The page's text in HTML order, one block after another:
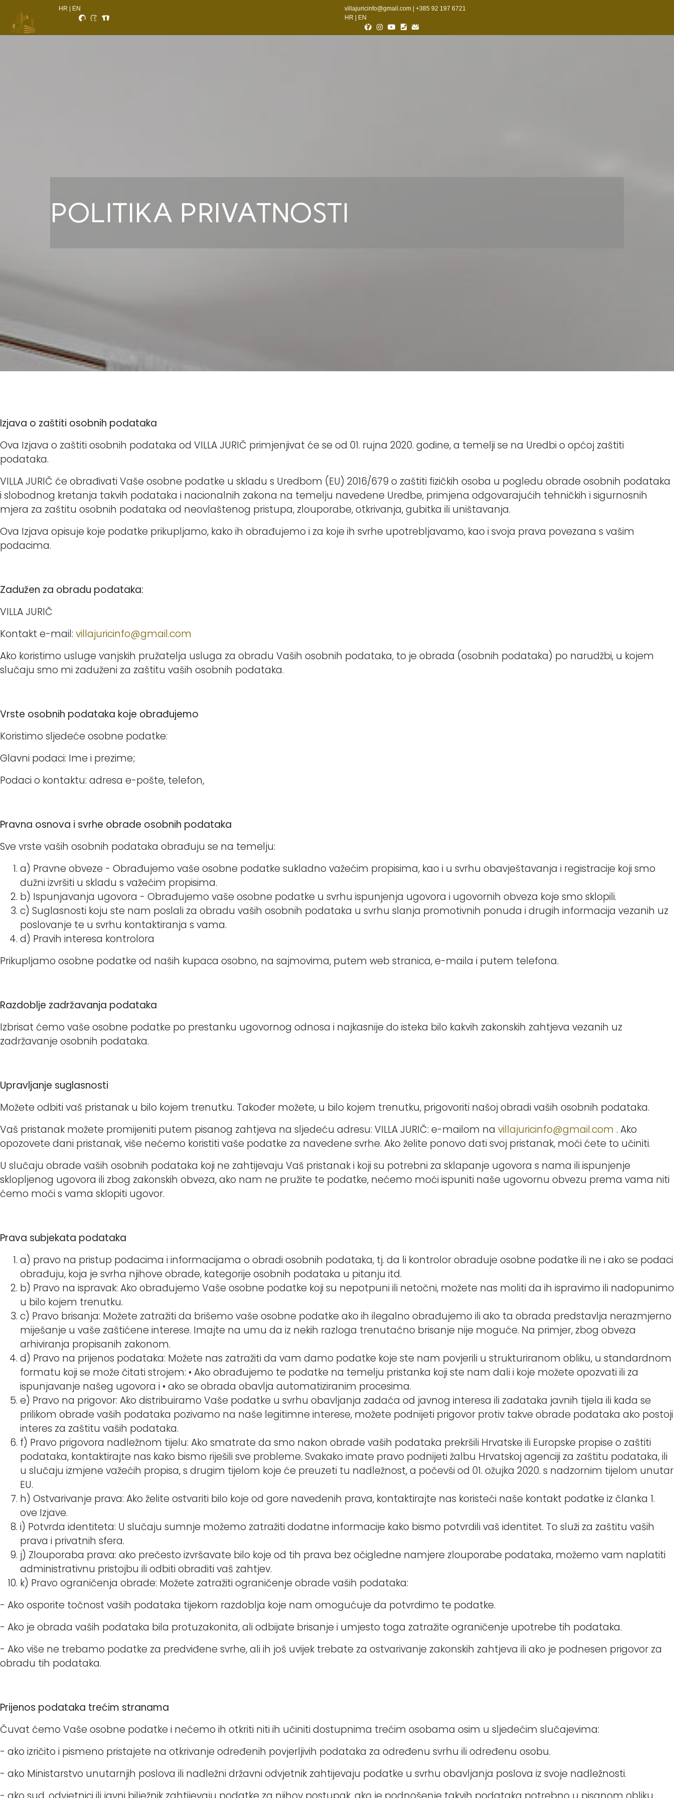
Smještaj Lokacija
HR EN villajuricinfo@gmail.com | +385 92 197 6721
HR
EN
POLITIKA PRIVATNOSTI
Izjava o zaštiti osobnih podataka
Ova Izjava o zaštiti osobnih podataka od VILLA JURIČ primjenjivat će se od 01. rujna 2020. godine, a temelji se na Uredbi o općoj zaštiti
podataka.
VILLA JURIČ će obrađivati Vaše osobne podatke u skladu s Uredbom (EU) 2016/679 o zaštiti fizičkih osoba u pogledu obrade osobnih podataka
i slobodnog kretanja takvih podataka i nacionalnih zakona na temelju navedene Uredbe, primjena odgovarajućih tehničkih i sigurnosnih
mjera za zaštitu osobnih podataka od neovlaštenog pristupa, zlouporabe, otkrivanja, gubitka ili uništavanja.
Ova Izjava opisuje koje podatke prikupljamo, kako ih obrađujemo i za koje ih svrhe upotrebljavamo, kao i svoja prava povezana s vašim
podacima.
Zadužen za obradu podataka:
VILLA JURIČ
Kontakt e-mail: villajuricinfo@gmail.com
Ako koristimo usluge vanjskih pružatelja usluga za obradu Vaših osobnih podataka, to je obrada (osobnih podataka) po narudžbi, u kojem
slučaju smo mi zaduženi za zaštitu vaših osobnih podataka.
Vrste osobnih podataka koje obrađujemo
Koristimo sljedeće osobne podatke:
Glavni podaci: Ime i prezime;
Podaci o kontaktu: adresa e-pošte, telefon,
Pravna osnova i svrhe obrade osobnih podataka
Sve vrste vaših osobnih podataka obrađuju se na temelju:
a) Pravne obveze - Obrađujemo vaše osobne podatke sukladno važećim propisima, kao i u svrhu obavještavanja i registracije koji smo
dužni izvršiti u skladu s važećim propisima.
b) Ispunjavanja ugovora - Obrađujemo vaše osobne podatke u svrhu ispunjenja ugovora i ugovornih obveza koje smo sklopili.
c) Suglasnosti koju ste nam poslali za obradu vaših osobnih podataka u svrhu slanja promotivnih ponuda i drugih informacija vezanih uz
poslovanje te u svrhu kontaktiranja s vama.
d) Pravih interesa kontrolora
Prikupljamo osobne podatke od naših kupaca osobno, na sajmovima, putem web stranica, e-maila i putem telefona.
Razdoblje zadržavanja podataka
Izbrisat ćemo vaše osobne podatke po prestanku ugovornog odnosa i najkasnije do isteka bilo kakvih zakonskih zahtjeva vezanih uz
zadržavanje osobnih podataka.
Upravljanje suglasnosti
Možete odbiti vaš pristanak u bilo kojem trenutku. Također možete, u bilo kojem trenutku, prigovoriti našoj obradi vaših osobnih podataka.
Vaš pristanak možete promijeniti putem pisanog zahtjeva na sljedeću adresu: VILLA JURIČ: e-mailom na villajuricinfo@gmail.com . Ako
opozovete dani pristanak, više nećemo koristiti vaše podatke za navedene svrhe. Ako želite ponovo dati svoj pristanak, moći ćete to učiniti.
U slučaju obrade vaših osobnih podataka koji ne zahtijevaju Vaš pristanak i koji su potrebni za sklapanje ugovora s nama ili ispunjenje
sklopljenog ugovora ili zbog zakonskih obveza, ako nam ne pružite te podatke, nećemo moći ispuniti naše ugovornu obvezu prema vama niti
ćemo moći s vama sklopiti ugovor.
Prava subjekata podataka
a) pravo na pristup podacima i informacijama o obradi osobnih podataka, tj. da li kontrolor obraduje osobne podatke ili ne i ako se podaci
obrađuju, koja je svrha njihove obrade, kategorije osobnih podataka u pitanju itd.
b) Pravo na ispravak: Ako obrađujemo Vaše osobne podatke koji su nepotpuni ili netočni, možete nas moliti da ih ispravimo ili nadopunimo
u bilo kojem trenutku.
c) Pravo brisanja: Možete zatražiti da brišemo vaše osobne podatke ako ih ilegalno obrađujemo ili ako ta obrada predstavlja nerazmjerno
miješanje u vaše zaštićene interese. Imajte na umu da iz nekih razloga trenutačno brisanje nije moguće. Na primjer, zbog obveza
arhiviranja propisanih zakonom.
d) Pravo na prijenos podataka: Možete nas zatražiti da vam damo podatke koje ste nam povjerili u strukturiranom obliku, u standardnom
formatu koji se može čitati strojem: • Ako obrađujemo te podatke na temelju pristanka koji ste nam dali i koje možete opozvati ili za
ispunjavanje našeg ugovora i • ako se obrada obavlja automatiziranim procesima.
e) Pravo na prigovor: Ako distribuiramo Vaše podatke u svrhu obavljanja zadaća od javnog interesa ili zadataka javnih tijela ili kada se
prilikom obrade vaših podataka pozivamo na naše legitimne interese, možete podnijeti prigovor protiv takve obrade podataka ako postoji
interes za zaštitu vaših podataka.
f) Pravo prigovora nadležnom tijelu: Ako smatrate da smo nakon obrade vaših podataka prekršili Hrvatske ili Europske propise o zaštiti
podataka, kontaktirajte nas kako bismo riješili sve probleme. Svakako imate pravo podnijeti žalbu Hrvatskoj agenciji za zaštitu podataka, ili
u slučaju izmjene važećih propisa, s drugim tijelom koje će preuzeti tu nadležnost, a počevši od 01. ožujka 2020. s nadzornim tijelom unutar
EU.
h) Ostvarivanje prava: Ako želite ostvariti bilo koje od gore navedenih prava, kontaktirajte nas koristeći naše kontakt podatke iz članka 1.
ove Izjave.
i) Potvrda identiteta: U slučaju sumnje možemo zatražiti dodatne informacije kako bismo potvrdili vaš identitet. To služi za zaštitu vaših
prava i privatnih sfera.
j) Zlouporaba prava: ako prečesto izvršavate bilo koje od tih prava bez očigledne namjere zlouporabe podataka, možemo vam naplatiti
administrativnu pristojbu ili odbiti obraditi vaš zahtjev.
k) Pravo ograničenja obrade: Možete zatražiti ograničenje obrade vaših podataka:
- Ako osporite točnost vaših podataka tijekom razdoblja koje nam omogućuje da potvrdimo te podatke.
- Ako je obrada vaših podataka bila protuzakonita, ali odbijate brisanje i umjesto toga zatražite ograničenje upotrebe tih podataka.
- Ako više ne trebamo podatke za predviđene svrhe, ali ih još uvijek trebate za ostvarivanje zakonskih zahtjeva ili ako je podnesen prigovor za
obradu tih podataka.
Prijenos podataka trećim stranama
Čuvat ćemo Vaše osobne podatke i nećemo ih otkriti niti ih učiniti dostupnima trećim osobama osim u sljedećim slučajevima:
- ako izričito i pismeno pristajete na otkrivanje određenih povjerljivih podataka za određenu svrhu ili određenu osobu.
- ako Ministarstvo unutarnjih poslova ili nadležni državni odvjetnik zahtijevaju podatke u svrhu obavljanja poslova iz svoje nadležnosti.